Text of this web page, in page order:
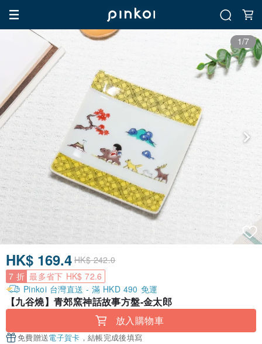
1/7
HK$ 169.4 HK$ 242.0
7 折 最多省下 HK$ 72.6
Pinkoi 台灣直送 - 滿 HKD 490 免運
【九谷燒】青郊窯神話故事方盤-金太郎
放入購物車
免費贈送電子賀卡 ，結帳完成後填寫